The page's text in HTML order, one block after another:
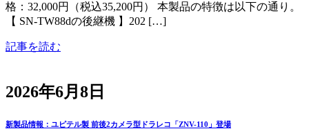
格：32,000円（税込35,200円） 本製品の特徴は以下の通り。
【 SN-TW88dの後継機 】202 […]
記事を読む
2026年6月8日
新製品情報：ユピテル製 前後2カメラ型ドラレコ「ZNV-110」登場